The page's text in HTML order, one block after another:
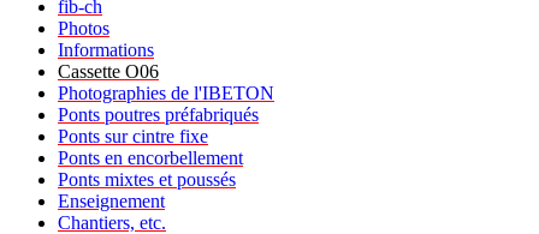
fib-ch
Photos
Informations
Cassette O06
Photographies de l'IBETON
Ponts poutres préfabriqués
Ponts sur cintre fixe
Ponts en encorbellement
Ponts mixtes et poussés
Enseignement
Chantiers, etc.